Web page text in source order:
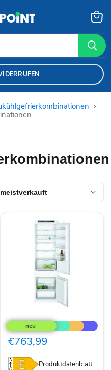
EB-
Kühl/Gefrierkombi
KI87VVSE0
€763,99
Produktdatenblatt